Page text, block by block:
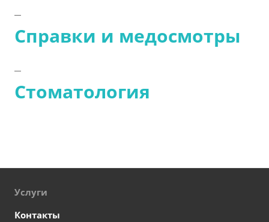
Справки и медосмотры
Стоматология
Услуги
Контакты